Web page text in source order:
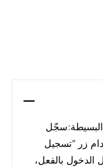
البسيطة:سجّل
زر ”تسجيل
بالفعل،